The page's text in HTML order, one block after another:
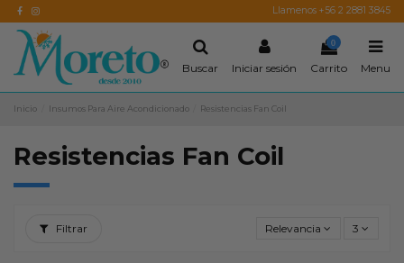
Llamenos +56 2 2881 3845
Buscar Iniciar sesión
0
Carrito Menu
Inicio Insumos Para Aire Acondicionado Resistencias Fan Coil
Resistencias Fan Coil
Filtrar Relevancia 3